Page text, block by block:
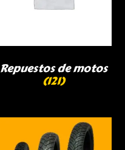
Repuestos de motos
(121)